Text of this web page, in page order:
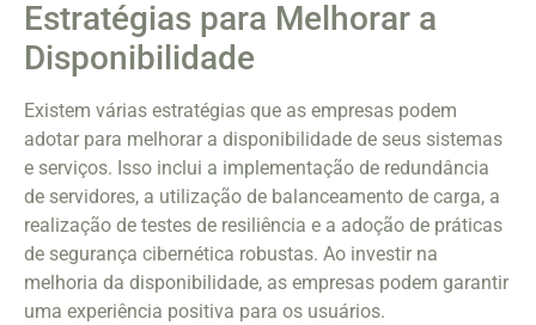
Estratégias para Melhorar a
Disponibilidade
Existem várias estratégias que as empresas podem
adotar para melhorar a disponibilidade de seus sistemas
e serviços. Isso inclui a implementação de redundância
de servidores, a utilização de balanceamento de carga, a
realização de testes de resiliência e a adoção de práticas
de segurança cibernética robustas. Ao investir na
melhoria da disponibilidade, as empresas podem garantir
uma experiência positiva para os usuários.